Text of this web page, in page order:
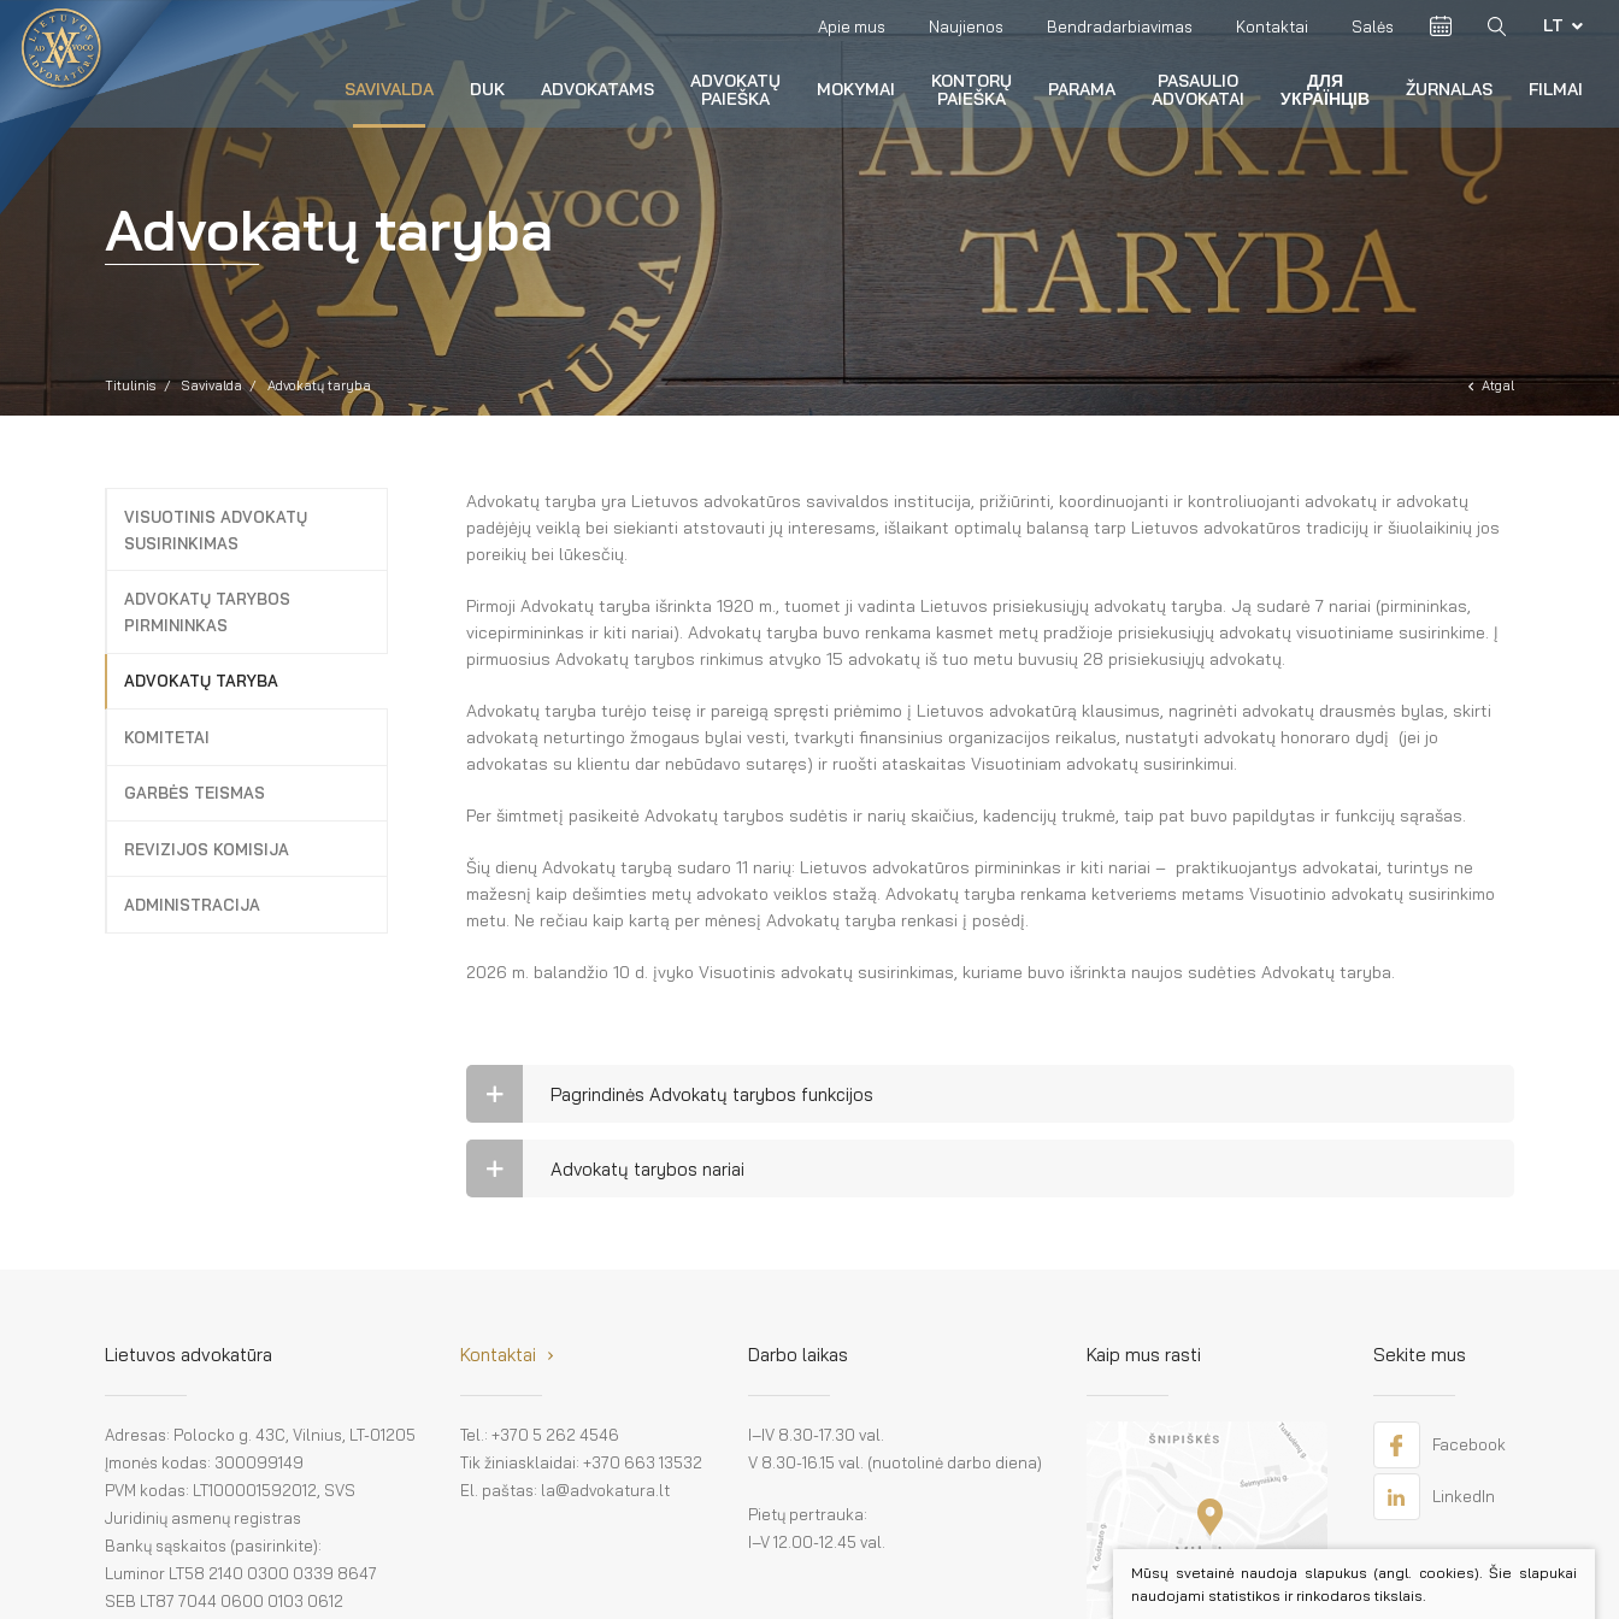
Apie mus Naujienos Bendradarbiavimas Kontaktai Salės LT
SAVIVALDA DUK ADVOKATAMS
ADVOKATŲ
PAIEŠKA
MOKYMAI
KONTORŲ
PAIEŠKA
PARAMA
PASAULIO
ADVOKATAI
ДЛЯ
УКРАЇНЦІВ
ŽURNALAS FILMAI
Advokatų taryba
Titulinis Savivalda Advokatų taryba Atgal
VISUOTINIS ADVOKATŲ
SUSIRINKIMAS
ADVOKATŲ TARYBOS
PIRMININKAS
ADVOKATŲ TARYBA
KOMITETAI
GARBĖS TEISMAS
REVIZIJOS KOMISIJA
ADMINISTRACIJA
Advokatų taryba yra Lietuvos advokatūros savivaldos institucija, prižiūrinti, koordinuojanti ir kontroliuojanti advokatų ir advokatų
padėjėjų veiklą bei siekianti atstovauti jų interesams, išlaikant optimalų balansą tarp Lietuvos advokatūros tradicijų ir šiuolaikinių jos
poreikių bei lūkesčių.
Pirmoji Advokatų taryba išrinkta 1920 m., tuomet ji vadinta Lietuvos prisiekusiųjų advokatų taryba. Ją sudarė 7 nariai (pirmininkas,
vicepirmininkas ir kiti nariai). Advokatų taryba buvo renkama kasmet metų pradžioje prisiekusiųjų advokatų visuotiniame susirinkime. Į
pirmuosius Advokatų tarybos rinkimus atvyko 15 advokatų iš tuo metu buvusių 28 prisiekusiųjų advokatų.
Advokatų taryba turėjo teisę ir pareigą spręsti priėmimo į Lietuvos advokatūrą klausimus, nagrinėti advokatų drausmės bylas, skirti
advokatą neturtingo žmogaus bylai vesti, tvarkyti finansinius organizacijos reikalus, nustatyti advokatų honoraro dydį (jei jo
advokatas su klientu dar nebūdavo sutaręs) ir ruošti ataskaitas Visuotiniam advokatų susirinkimui.
Per šimtmetį pasikeitė Advokatų tarybos sudėtis ir narių skaičius, kadencijų trukmė, taip pat buvo papildytas ir funkcijų sąrašas.
Šių dienų Advokatų tarybą sudaro 11 narių: Lietuvos advokatūros pirmininkas ir kiti nariai – praktikuojantys advokatai, turintys ne
mažesnį kaip dešimties metų advokato veiklos stažą. Advokatų taryba renkama ketveriems metams Visuotinio advokatų susirinkimo
metu. Ne rečiau kaip kartą per mėnesį Advokatų taryba renkasi į posėdį.
2026 m. balandžio 10 d. įvyko Visuotinis advokatų susirinkimas, kuriame buvo išrinkta naujos sudėties Advokatų taryba.
Pagrindinės Advokatų tarybos funkcijos
Advokatų tarybos nariai
Lietuvos advokatūra
Adresas: Polocko g. 43C, Vilnius, LT-01205
Įmonės kodas: 300099149
PVM kodas: LT100001592012, SVS
Juridinių asmenų registras
Bankų sąskaitos (pasirinkite):
Luminor LT58 2140 0300 0339 8647
SEB LT87 7044 0600 0103 0612
Kontaktai
Tel.: +370 5 262 4546
Tik žiniasklaidai: +370 663 13532
El. paštas: la@advokatura.lt
Darbo laikas
I–IV 8.30-17.30 val.
V 8.30-16.15 val. (nuotolinė darbo diena)
Pietų pertrauka:
I–V 12.00-12.45 val.
Kaip mus rasti Sekite mus
Facebook
LinkedIn
Mūsų svetainė naudoja slapukus (angl. cookies). Šie slapukai
naudojami statistikos ir rinkodaros tikslais.